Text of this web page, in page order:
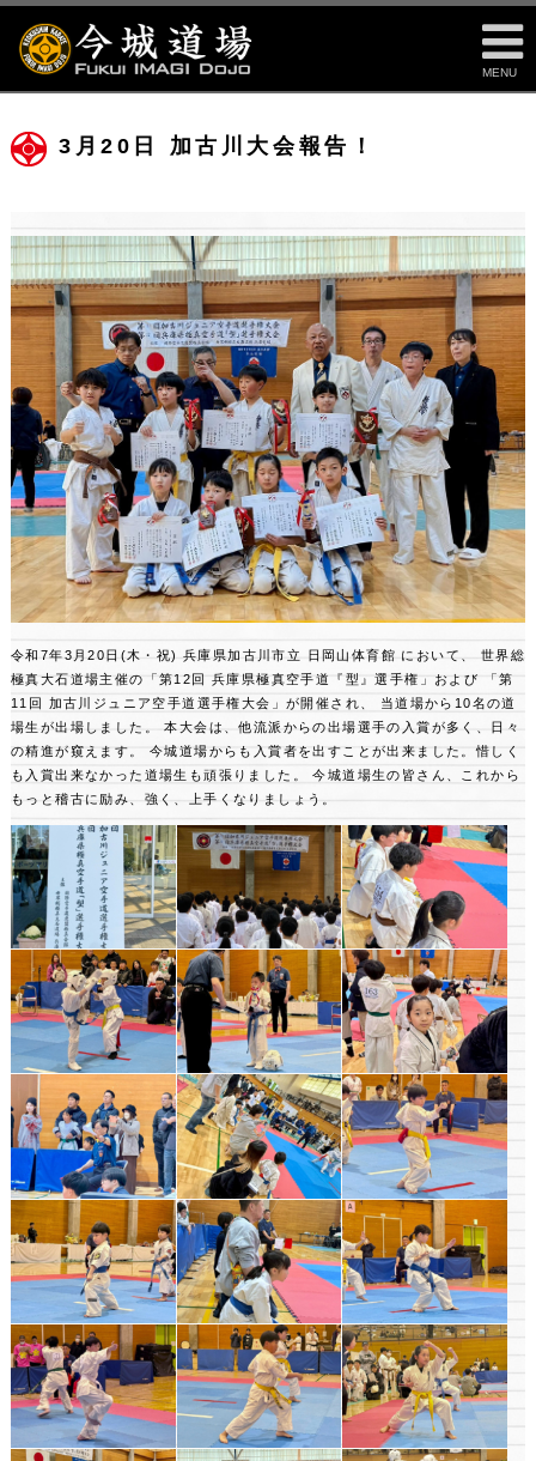
MENU
3月20日 加古川大会報告！
令和7年3月20日(木・祝) 兵庫県加古川市立 日岡山体育館 において、
世界総
極真大石道場主催の「第12回 兵庫県極真空手道『型』選手権」および 「第
11回 加古川ジュニア空手道選手権大会」が開催され、
当道場から10名の道
場生が出場しました。
本大会は、他流派からの出場選手の入賞が多く、日々
の精進が窺えます。
今城道場からも入賞者を出すことが出来ました。惜しく
も入賞出来なかった道場生も頑張りました。
今城道場生の皆さん、これから
もっと稽古に励み、強く、上手くなりましょう。